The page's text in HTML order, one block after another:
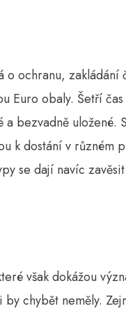
o ochranu, zakládání
Euro obaly. Šetří
bezvadně uložené.
k dostání v různém
se dají navíc
však dokážou
chybět neměly.